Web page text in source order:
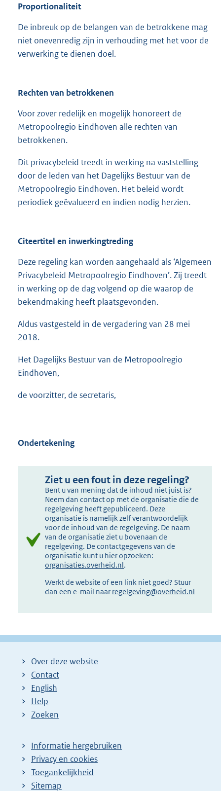
Proportionaliteit
De inbreuk op de belangen van de betrokkene mag
niet onevenredig zijn in verhouding met het voor de
verwerking te dienen doel.
Rechten van betrokkenen
Voor zover redelijk en mogelijk honoreert de
Metropoolregio Eindhoven alle rechten van
betrokkenen.
Dit privacybeleid treedt in werking na vaststelling
door de leden van het Dagelijks Bestuur van de
Metropoolregio Eindhoven. Het beleid wordt
periodiek geëvalueerd en indien nodig herzien.
Citeertitel en inwerkingtreding
Deze regeling kan worden aangehaald als ‘Algemeen
Privacybeleid Metropoolregio Eindhoven’. Zij treedt
in werking op de dag volgend op die waarop de
bekendmaking heeft plaatsgevonden.
Aldus vastgesteld in de vergadering van 28 mei
2018.
Het Dagelijks Bestuur van de Metropoolregio
Eindhoven,
de voorzitter, de secretaris,
Ondertekening
Ziet u een fout in deze regeling?
Bent u van mening dat de inhoud niet juist is?
Neem dan contact op met de organisatie die de
regelgeving heeft gepubliceerd. Deze
organisatie is namelijk zelf verantwoordelijk
voor de inhoud van de regelgeving. De naam
van de organisatie ziet u bovenaan de
regelgeving. De contactgegevens van de
organisatie kunt u hier opzoeken:
organisaties.overheid.nl.
Werkt de website of een link niet goed? Stuur
dan een e-mail naar regelgeving@overheid.nl
Over deze website
Contact
English
Help
Zoeken
Informatie hergebruiken
Privacy en cookies
Toegankelijkheid
Sitemap